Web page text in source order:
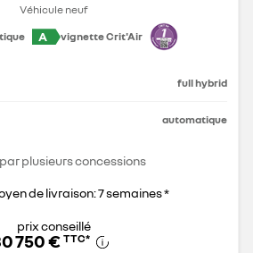
Véhicule neuf
A vignette Crit'Air
full hybrid
automatique
plusieurs concessions
de livraison: 7 semaines *
prix conseillé
750 € TTC*